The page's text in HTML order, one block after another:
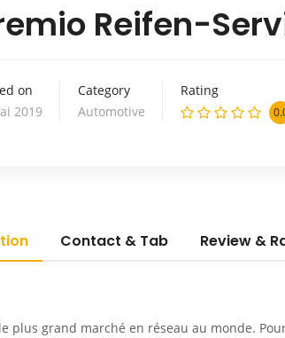
Reifen-
on
2019
Category
Automotive
Rating
Contact & Tab Review &
plus grand marché en réseau au monde.